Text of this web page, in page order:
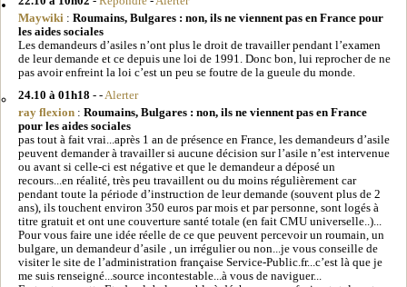
Maywiki : Roumains, Bulgares : non, ils ne viennent pas en France pour
les aides sociales
Les demandeurs d’asiles n’ont plus le droit de travailler pendant l’examen
de leur demande et ce depuis une loi de 1991. Donc bon, lui reprocher de ne
pas avoir enfreint la loi c’est un peu se foutre de la gueule du monde.
24.10 à 01h18 - - Alerter
ray flexion : Roumains, Bulgares : non, ils ne viennent pas en France
pour les aides sociales
pas tout à fait vrai...après 1 an de présence en France, les demandeurs d’asile
peuvent demander à travailler si aucune décision sur l’asile n’est intervenue
ou avant si celle-ci est négative et que le demandeur a déposé un
recours...en réalité, très peu travaillent ou du moins régulièrement car
pendant toute la période d’instruction de leur demande (souvent plus de 2
ans), ils touchent environ 350 euros par mois et par personne, sont logés à
titre gratuit et ont une couverture santé totale (en fait CMU universelle..)...
Pour vous faire une idée réelle de ce que peuvent percevoir un roumain, un
bulgare, un demandeur d’asile , un irrégulier ou non...je vous conseille de
visiter le site de l’administration française Service-Public.fr...c’est là que je
me suis renseigné...source incontestable...à vous de naviguer...